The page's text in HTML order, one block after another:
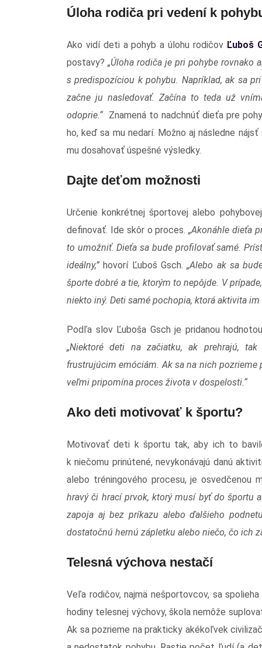
Úloha rodiča pri vedení k
Ako vidí deti a pohyb a úlohu rodičov Ľuboš
postavy? „Úloha rodiča je pri pohybe rovnako
s predispozíciou k pohybu. Napríklad, ak sa
začne ju nasledovať. Začína to teda už
odoprie.“ Znamená to nadchnúť dieťa pre
ho, keď sa mu nedarí. Možno aj následne
mu dosahovať úspešné výsledky.
Dajte deťom možnosti
Určenie konkrétnej športovej alebo
definovať. Ide skôr o proces.„Akonáhle dieťa
to umožniť. Dieťa sa bude profilovať samé.
ideálny,” hovorí Ľuboš Gsch.„Alebo ak sa
športe dobré a tie, ktorým to nepôjde. V
niekto iný. Deti samé pochopia, ktorá aktivita
Podľa slov Ľuboša Gsch je pridanou
„Niektoré deti na začiatku, ak prehrajú,
frustrujúcim emóciám. Ak sa na nich
veľmi pripomína proces života v dospelosti.“
Ako deti motivovať k športu?
Motivovať deti k športu tak, aby ich to
k niečomu prinútené, nevykonávajú danú
alebo tréningového procesu, je osvedčenou
hravý či hrací prvok, ktorý musí byť do športu
zapoja aj bez príkazu alebo ďalšieho
dostatočnú hernú zápletku alebo niečo, čo ich
Telesná výchova nestačí
Veľa rodičov, najmä nešportovcov, sa
hodiny telesnej výchovy, škola nemôže
Ak sa pozrieme na prakticky akékoľvek